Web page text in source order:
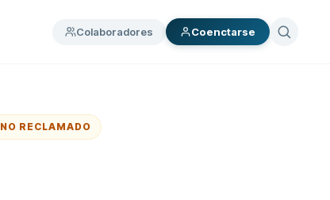
Colaboradores Coenctarse
NO RECLAMADO